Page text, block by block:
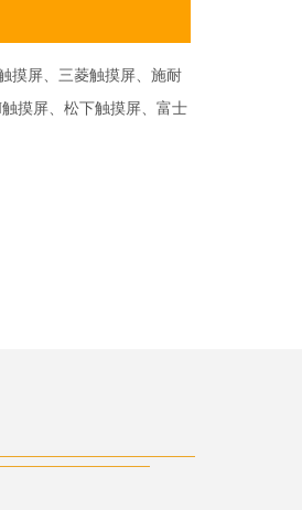
屏、三菱触摸屏、施耐
摸屏、松下触摸屏、富士